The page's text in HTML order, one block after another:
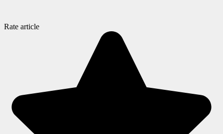
Rate article